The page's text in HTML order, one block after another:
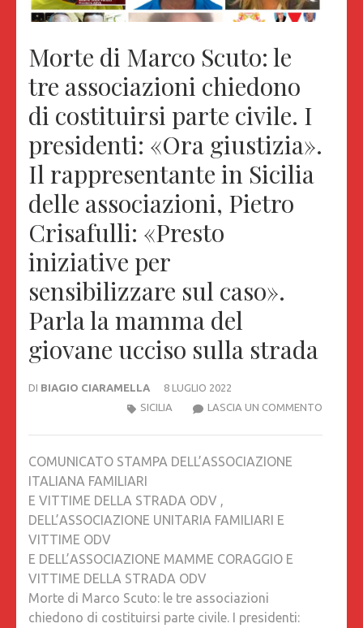
Morte di Marco Scuto: le
tre associazioni chiedono
di costituirsi parte civile. I
presidenti: «Ora giustizia».
Il rappresentante in Sicilia
delle associazioni, Pietro
Crisafulli: «Presto
iniziative per
sensibilizzare sul caso».
Parla la mamma del
giovane ucciso sulla strada
DI BIAGIO CIARAMELLA
8 LUGLIO 2022
LASCIA UN COMMENTO
SICILIA
COMUNICATO STAMPA DELL’ASSOCIAZIONE
ITALIANA FAMILIARI
E VITTIME DELLA STRADA ODV ,
DELL’ASSOCIAZIONE UNITARIA FAMILIARI E
VITTIME ODV
E DELL’ASSOCIAZIONE MAMME CORAGGIO E
VITTIME DELLA STRADA ODV
Morte di Marco Scuto: le tre associazioni
chiedono di costituirsi parte civile. I presidenti: